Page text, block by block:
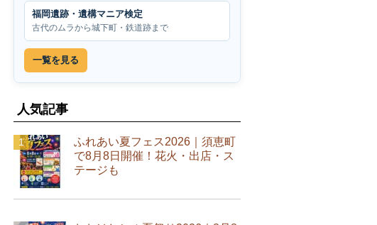
福岡遺跡・遺構マニア検定
古代のムラから城下町・鉄道跡まで
一覧を見る
人気記事
ふれあい夏フェス2026｜須恵町
で8月8日開催！花火・出店・ス
テージも